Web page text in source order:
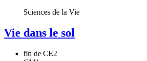
Sciences de la Vie
Vie dans le sol
fin de CE2